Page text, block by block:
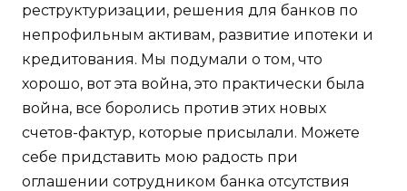
реструктуризации, решения для банков по
непрофильным активам, развитие ипотеки и
кредитования. Мы подумали о том, что
хорошо, вот эта война, это практически была
война, все боролись против этих новых
счетов-фактур, которые присылали. Можете
себе придставить мою радость при
оглашении сотрудником банка отсутствия